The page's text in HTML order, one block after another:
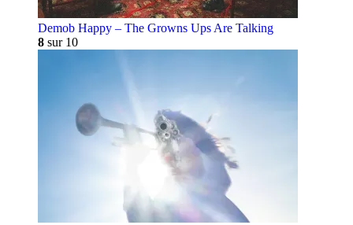
Demob Happy – The Growns Ups Are Talking
8 sur 10